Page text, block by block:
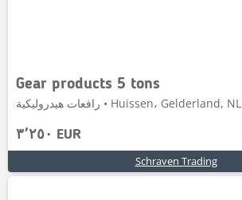
Gear products 5 tons
رافعات هيدروليكية • Huissen، Gelderland, NL
٣٬٢٥٠ EUR
Schraven Trading